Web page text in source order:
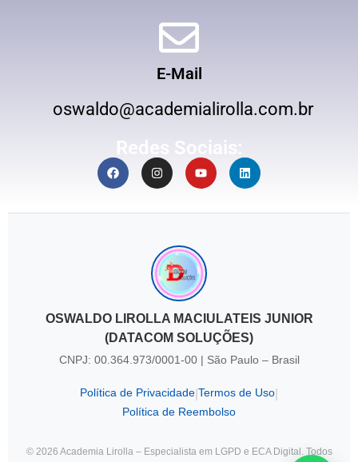
E-Mail
oswaldo@academialirolla.com.br
Redes Sociais:
OSWALDO LIROLLA MACIULATEIS JUNIOR
(DATACOM SOLUÇÕES)
CNPJ: 00.364.973/0001-00 | São Paulo – Brasil
Política de Privacidade Termos de Uso
Política de Reembolso
© 2026 Academia Lirolla – Especialista em LGPD e ECA Digital. Todos